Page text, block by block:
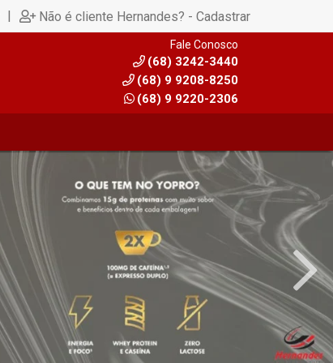
| Não é cliente Hernandes? - Cadastrar
Fale Conosco
(68) 3242-3440
(68) 9 9208-8250
(68) 9 9220-2306